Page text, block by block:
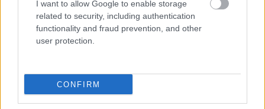
I want to allow Google to enable storage
related to security, including authentication
functionality and fraud prevention, and other
user protection.
CONFIRM